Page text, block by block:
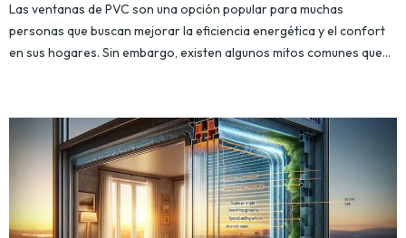
Las ventanas de PVC son una opción popular para muchas
personas que buscan mejorar la eficiencia energética y el confort
en sus hogares. Sin embargo, existen algunos mitos comunes que…